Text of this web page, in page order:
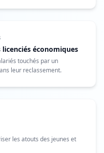
économiques
touchés par un
leur reclassement.
les atouts des jeunes et